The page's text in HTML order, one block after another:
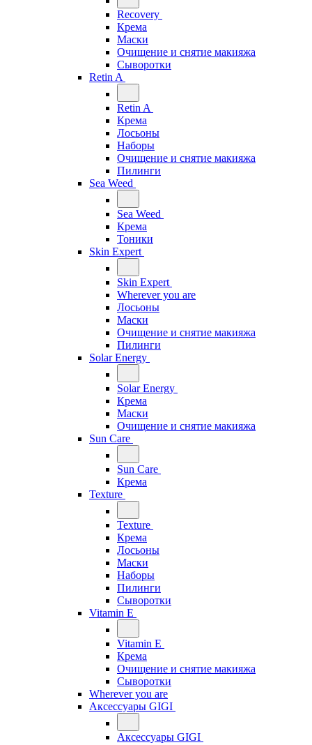
Recovery
Крема
Маски
Очищение и снятие макияжа
Сыворотки
Retin A
Retin A
Крема
Лосьоны
Наборы
Очищение и снятие макияжа
Пилинги
Sea Weed
Sea Weed
Крема
Тоники
Skin Expert
Skin Expert
Wherever you are
Лосьоны
Маски
Очищение и снятие макияжа
Пилинги
Solar Energy
Solar Energy
Крема
Маски
Очищение и снятие макияжа
Sun Care
Sun Care
Крема
Texture
Texture
Крема
Лосьоны
Маски
Наборы
Пилинги
Сыворотки
Vitamin E
Vitamin E
Крема
Очищение и снятие макияжа
Сыворотки
Wherever you are
Аксессуары GIGI
Аксессуары GIGI